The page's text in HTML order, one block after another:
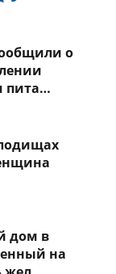
о
пита…
дом в
на